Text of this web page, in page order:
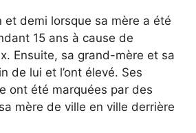
et demi lorsque sa mère a été
15 ans à cause de
Ensuite, sa grand-mère et sa
de lui et l’ont élevé. Ses
ont été marquées par des
mère de ville en ville derrière